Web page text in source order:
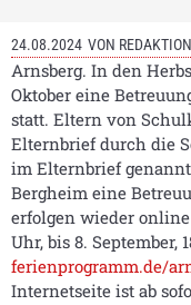
24.08.2024 VON REDAKTION
Arnsberg. In den
Oktober eine
statt. Eltern von
Elternbrief durch die
im Elternbrief
Bergheim eine
erfolgen wieder online
Uhr, bis 8. September,
ferienprogramm.de/
Internetseite ist ab